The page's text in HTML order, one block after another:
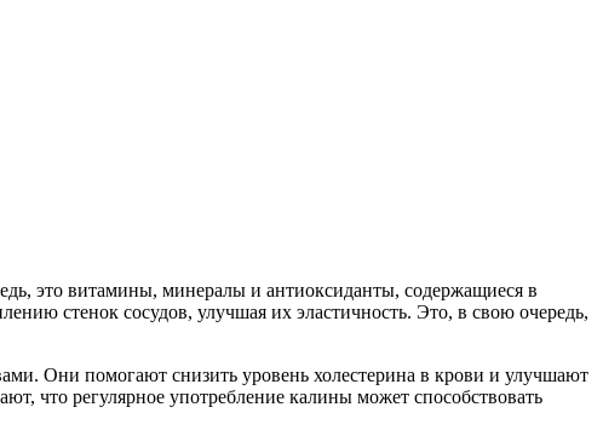
это витамины, минералы и антиоксиданты, содержащиеся в
стенок сосудов, улучшая их эластичность. Это, в свою очередь,
Они помогают снизить уровень холестерина в крови и улучшают
что регулярное употребление калины может способствовать